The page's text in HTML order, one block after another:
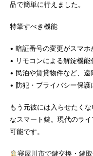
品で簡単に行えました。
特筆すべき機能
• 暗証番号の変更がスマ
• リモコンによる解錠機能
• 民泊や賃貸物件など、遠
• 防犯・プライバシー保護
もう元彼には入らせたく
なスマート鍵。現代のラ
可能です。
寝屋川市で鍵交換・鍵